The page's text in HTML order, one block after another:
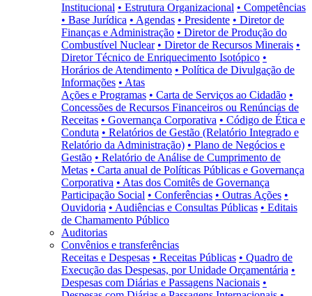
Institucional • Estrutura Organizacional • Competências
• Base Jurídica • Agendas • Presidente • Diretor de
Finanças e Administração • Diretor de Produção do
Combustível Nuclear • Diretor de Recursos Minerais •
Diretor Técnico de Enriquecimento Isotópico •
Horários de Atendimento • Política de Divulgação de
Informações • Atas
Ações e Programas • Carta de Serviços ao Cidadão •
Concessões de Recursos Financeiros ou Renúncias de
Receitas • Governança Corporativa • Código de Ética e
Conduta • Relatórios de Gestão (Relatório Integrado e
Relatório da Administração) • Plano de Negócios e
Gestão • Relatório de Análise de Cumprimento de
Metas • Carta anual de Políticas Públicas e Governança
Corporativa • Atas dos Comitês de Governança
Participação Social • Conferências • Outras Ações •
Ouvidoria • Audiências e Consultas Públicas • Editais
de Chamamento Público
Auditorias
Convênios e transferências
Receitas e Despesas • Receitas Públicas • Quadro de
Execução das Despesas, por Unidade Orçamentária •
Despesas com Diárias e Passagens Nacionais •